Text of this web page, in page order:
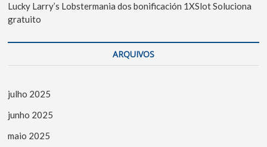
Lucky Larry’s Lobstermania dos bonificación 1XSlot Soluciona
gratuito
ARQUIVOS
julho 2025
junho 2025
maio 2025